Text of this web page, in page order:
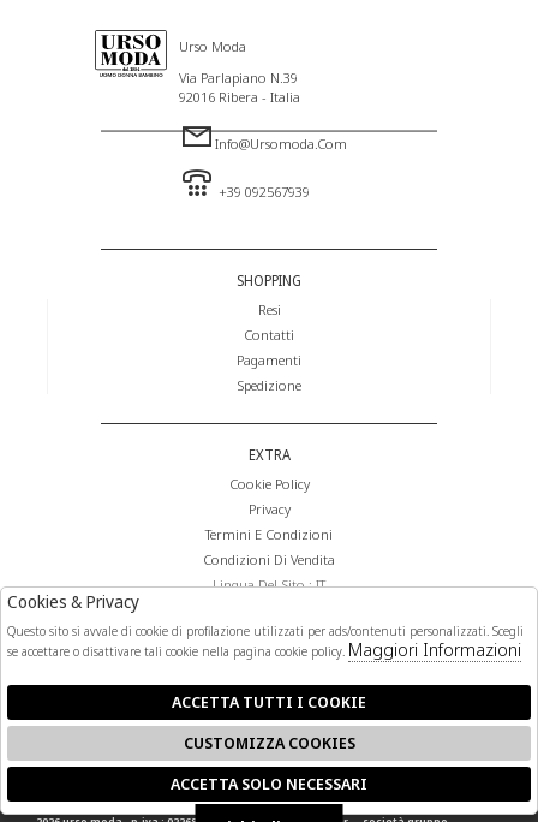
Urso Moda
Via Parlapiano N.39
92016 Ribera - Italia
Info@ursomoda.com
+39 092567939
SHOPPING
Resi
Contatti
Pagamenti
Spedizione
EXTRA
Cookie Policy
Privacy
Termini E Condizioni
Condizioni Di Vendita
Lingua Del Sito : IT
FOLLOW US
🍪
Cookies & Privacy
Questo sito si avvale di cookie di profilazione utilizzati per ads/contenuti personalizzati. Scegli
se accettare o disattivare tali cookie nella pagina cookie policy. Maggiori Informazioni
ACCETTA TUTTI I COOKIE
CUSTOMIZZA COOKIES
ACCETTA SOLO NECESSARI